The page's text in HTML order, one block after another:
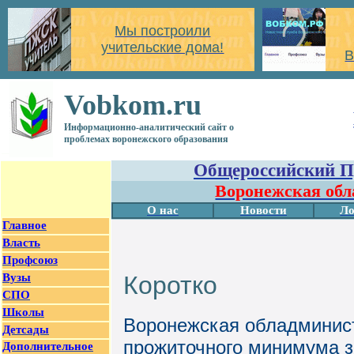
Мы построили
учительские дома!
Vobkom.ru
Информационно-аналитический сайт о
проблемах воронежского образования
Главное
Власть
Профсоюз
Вузы
СПО
Школы
Детсады
Дополнительное
Общероссийский
Воронежская
О нас Новости
Коротко
Воронежская
прожиточного минимума